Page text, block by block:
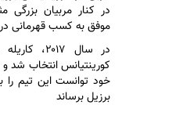
در کنار مربیان بزرگی
موفق به کسب قهرمانی
در سال
کورینتیانس انتخاب شد
خود توانست این تیم را
برزیل برساند